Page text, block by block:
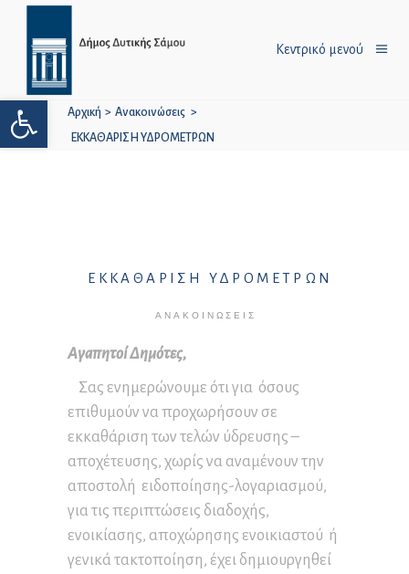
Ανοίξτε τη γραμμή εργαλείων
Κεντρικό μενού
Αρχική > Ανακοινώσεις >
ΕΚΚΑΘΑΡΙΣΗ ΥΔΡΟΜΕΤΡΩΝ
ΕΚΚΑΘΑΡΙΣΗ ΥΔΡΟΜΕΤΡΩΝ
ΑΝΑΚΟΙΝΏΣΕΙΣ
Αγαπητοί Δημότες,
Σας ενημερώνουμε ότι για όσους
επιθυμούν να προχωρήσουν σε
εκκαθάριση των τελών ύδρευσης –
αποχέτευσης, χωρίς να αναμένουν την
αποστολή ειδοποίησης-λογαριασμού,
για τις περιπτώσεις διαδοχής,
ενοικίασης, αποχώρησης ενοικιαστού ή
γενικά τακτοποίηση, έχει δημιουργηθεί